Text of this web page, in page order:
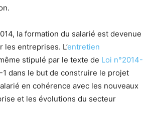
la formation du salarié est devenue
les entreprises. L’entretien
stipulé par le texte de Loi n°2014-
1 dans le but de construire le projet
en cohérence avec les nouveaux
et les évolutions du secteur